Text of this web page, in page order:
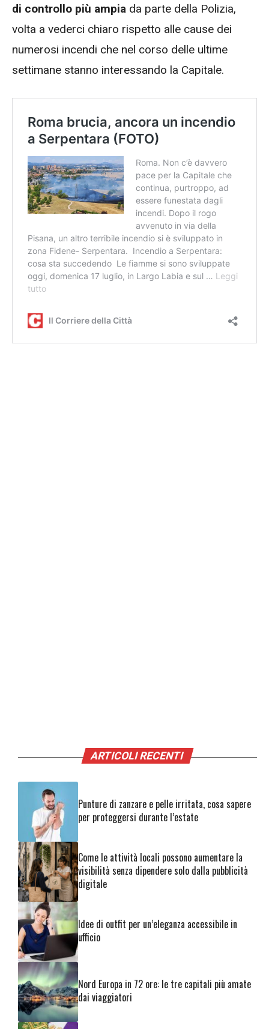
di controllo più ampia da parte della Polizia,
volta a vederci chiaro rispetto alle cause dei
numerosi incendi che nel corso delle ultime
settimane stanno interessando la Capitale.
ARTICOLI RECENTI
Punture di zanzare e pelle irritata, cosa sapere
per proteggersi durante l’estate
Come le attività locali possono aumentare la
visibilità senza dipendere solo dalla pubblicità
digitale
Idee di outfit per un’eleganza accessibile in
ufficio
Nord Europa in 72 ore: le tre capitali più amate
dai viaggiatori